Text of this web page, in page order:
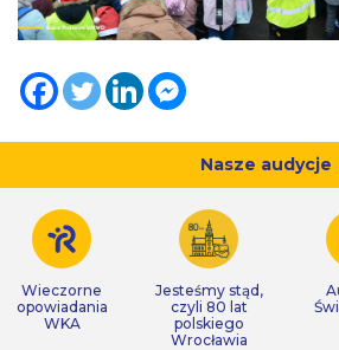
Nasze audycje
Wieczorne
opowiadania
WKA
Jesteśmy stąd,
czyli 80 lat
polskiego
Wrocławia